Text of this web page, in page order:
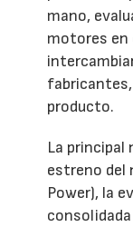
mano,
motores en
producto.
La principal
estreno del
Power), la